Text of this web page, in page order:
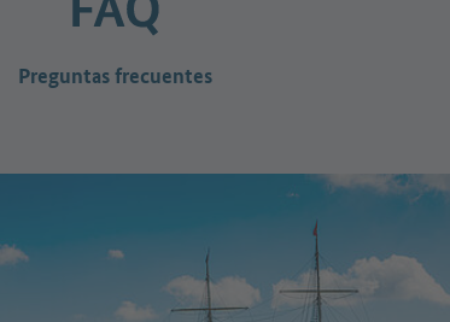
Preguntas frecuentes